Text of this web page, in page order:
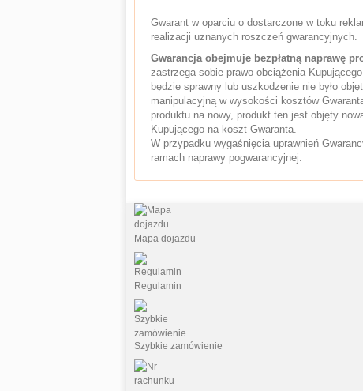
Gwarant w oparciu o dostarczone w toku
realizacji uznanych roszczeń gwarancyjnych.
Gwarancja obejmuje bezpłatną naprawę
zastrzega sobie prawo obciążenia
będzie sprawny lub uszkodzenie nie było
manipulacyjną w wysokości kosztów
produktu na nowy, produkt ten jest objęty
Kupującego na koszt Gwaranta.
W przypadku wygaśnięcia uprawnień
ramach naprawy pogwarancyjnej.
Mapa dojazdu
Regulamin
Szybkie zamówienie